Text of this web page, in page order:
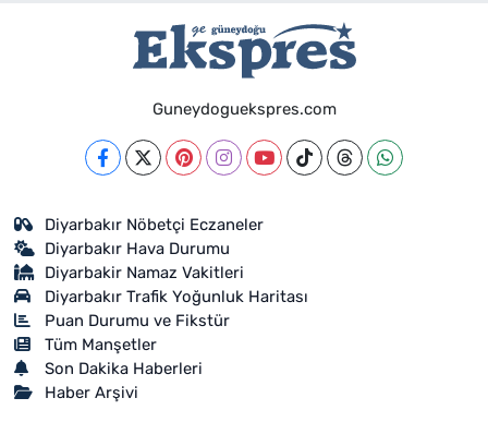
Guneydoguekspres.com
Diyarbakır Nöbetçi Eczaneler
Diyarbakır Hava Durumu
Diyarbakir Namaz Vakitleri
Diyarbakır Trafik Yoğunluk Haritası
Puan Durumu ve Fikstür
Tüm Manşetler
Son Dakika Haberleri
Haber Arşivi